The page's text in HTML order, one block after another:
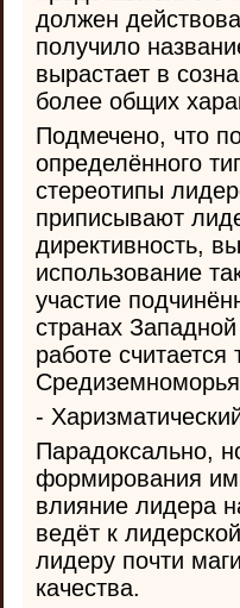
должен
получило
вырастает в
более общих
Подмечено, что
определённого
стереотипы
приписывают
директивность,
использование
участие
странах
работе
-
Парадоксально,
формирования
влияние лидера
ведёт к
лидеру почти
качества.